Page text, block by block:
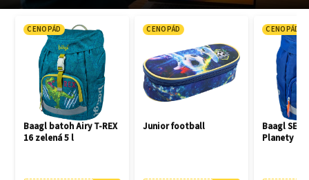
CENOPÁD
Baagl batoh Airy T-REX
16 zelená 5 l
CENOPÁD
Junior football
CENOPÁD
Baagl SET
Planety